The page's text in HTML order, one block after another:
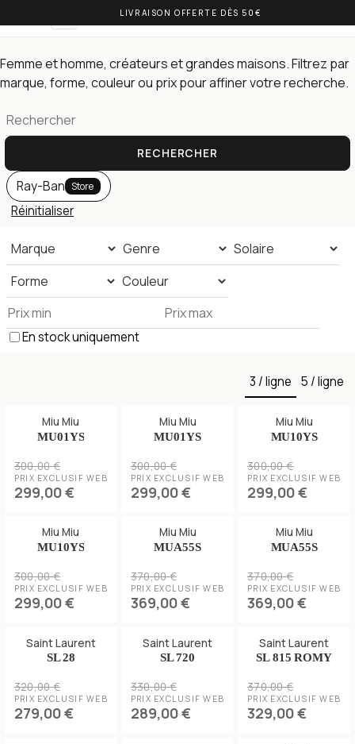
LIVRAISON OFFERTE DÈS 50€
OLIVIA BALM
Lunettes de soleil — toute la collection
Femme et homme, créateurs et grandes maisons. Filtrez par
marque, forme, couleur ou prix pour affiner votre recherche.
RECHERCHER
Ray-Ban Store
Réinitialiser
En stock uniquement
3 / ligne 5 / ligne
Miu Miu
MU01YS
300,00 €
PRIX EXCLUSIF WEB
299,00 €
Miu Miu
MU01YS
300,00 €
PRIX EXCLUSIF WEB
299,00 €
Miu Miu
MU10YS
300,00 €
PRIX EXCLUSIF WEB
299,00 €
Miu Miu
MU10YS
300,00 €
PRIX EXCLUSIF WEB
299,00 €
Miu Miu
MUA55S
370,00 €
PRIX EXCLUSIF WEB
369,00 €
Miu Miu
MUA55S
370,00 €
PRIX EXCLUSIF WEB
369,00 €
Saint Laurent
SL 28
320,00 €
PRIX EXCLUSIF WEB
279,00 €
Saint Laurent
SL 720
330,00 €
PRIX EXCLUSIF WEB
289,00 €
Saint Laurent
SL 815 ROMY
370,00 €
PRIX EXCLUSIF WEB
329,00 €